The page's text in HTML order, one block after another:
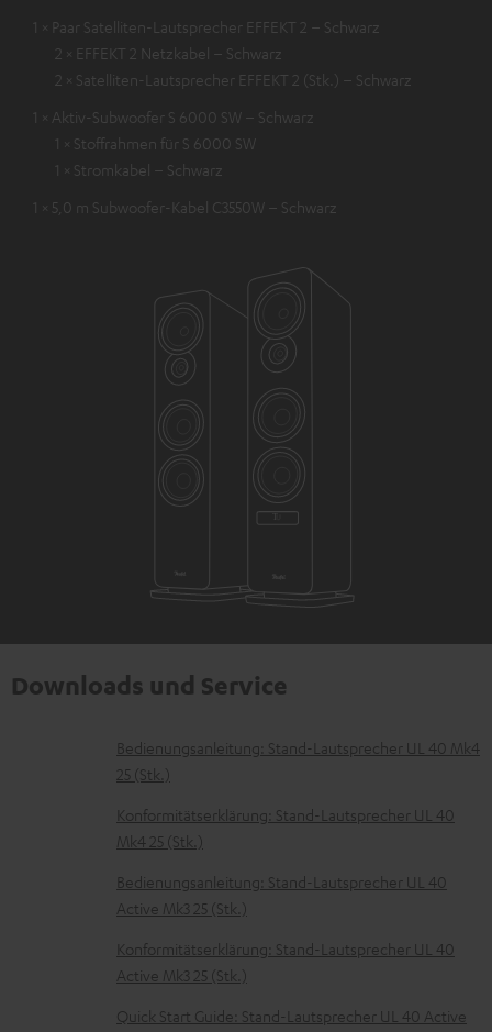
1 × Paar Satelliten-Lautsprecher EFFEKT 2 – Schwarz
2 × EFFEKT 2 Netzkabel – Schwarz
2 × Satelliten-Lautsprecher EFFEKT 2 (Stk.) – Schwarz
1 × Aktiv-Subwoofer S 6000 SW – Schwarz
1 × Stoffrahmen für S 6000 SW
1 × Stromkabel – Schwarz
1 × 5,0 m Subwoofer-Kabel C3550W – Schwarz
Downloads und Service
D
o
k
u
m
e
n
t
e
Bedienungsanleitung: Stand-Lautsprecher UL 40 Mk4
25 (Stk.)
Konformitätserklärung: Stand-Lautsprecher UL 40
Mk4 25 (Stk.)
Bedienungsanleitung: Stand-Lautsprecher UL 40
Active Mk3 25 (Stk.)
Konformitätserklärung: Stand-Lautsprecher UL 40
Active Mk3 25 (Stk.)
Quick Start Guide: Stand-Lautsprecher UL 40 Active